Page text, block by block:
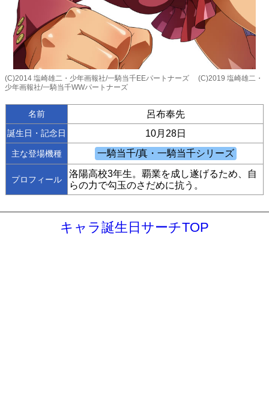
(C)2014 塩崎雄二・少年画報社/一騎当千EEパートナーズ (C)2019 塩崎雄二・
少年画報社/一騎当千WWパートナーズ
名前 呂布奉先
誕生日・記念日 10月28日
主な登場機種
プロフィール
洛陽高校3年生。覇業を成し遂げるため、自
らの力で勾玉のさだめに抗う。
キャラ誕生日サーチTOP